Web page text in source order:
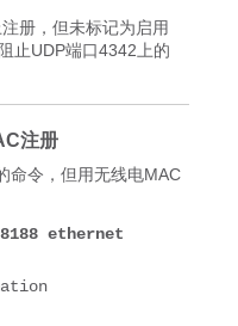
册，但未标记为启用
止UDP端口4342上的
注册
命令，但用无线电MAC
ethernet